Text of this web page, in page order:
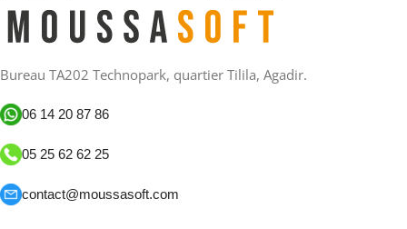
Bureau TA202 Technopark, quartier Tilila, Agadir.
06 14 20 87 86
05 25 62 62 25
contact@moussasoft.com